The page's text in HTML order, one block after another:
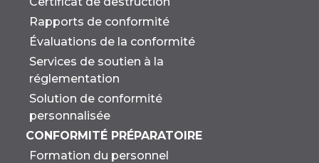
Rapports de conformité
Évaluations de la conformité
Services de soutien à la
réglementation
Solution de conformité
personnalisée
CONFORMITÉ PRÉPARATOIRE
Formation du personnel